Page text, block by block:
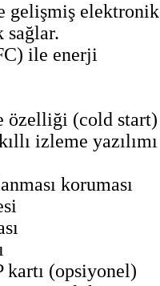
gelişmiş elektronik
ile enerji
özelliği (cold start)
izleme yazılımı
koruması
kartı (opsiyonel)